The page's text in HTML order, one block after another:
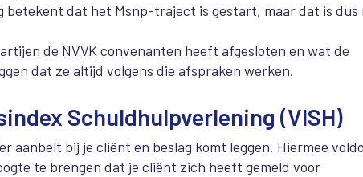
betekent dat het Msnp-traject is gestart, maar dat is dus
de NVVK convenanten heeft afgesloten en wat de
dat ze altijd volgens die afspraken werken.
Schuldhulpverlening (VISH)
aanbelt bij je cliënt en beslag komt leggen. Hiermee
te brengen dat je cliënt zich heeft gemeld voor